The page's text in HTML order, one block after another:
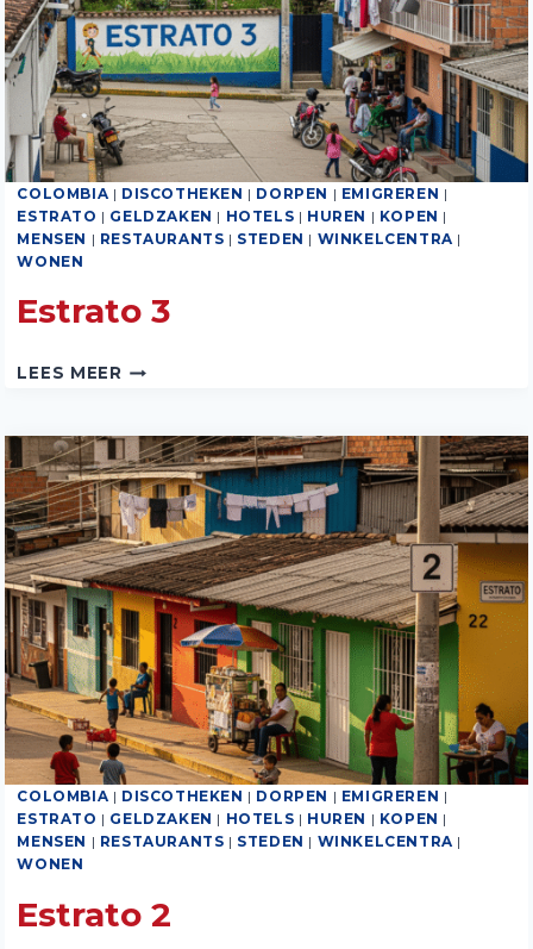
COLOMBIA | DISCOTHEKEN | DORPEN | EMIGREREN |
ESTRATO | GELDZAKEN | HOTELS | HUREN | KOPEN |
MENSEN | RESTAURANTS | STEDEN | WINKELCENTRA |
WONEN
Estrato 3
LEES MEERESTRATO
COLOMBIA | DISCOTHEKEN | DORPEN | EMIGREREN |
ESTRATO | GELDZAKEN | HOTELS | HUREN | KOPEN |
MENSEN | RESTAURANTS | STEDEN | WINKELCENTRA |
WONEN
Estrato 2